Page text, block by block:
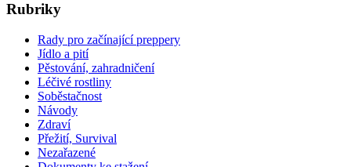
Rubriky
Rady pro začínající preppery
Jídlo a pití
Pěstování, zahradničení
Léčivé rostliny
Soběstačnost
Návody
Zdraví
Přežití, Survival
Nezařazené